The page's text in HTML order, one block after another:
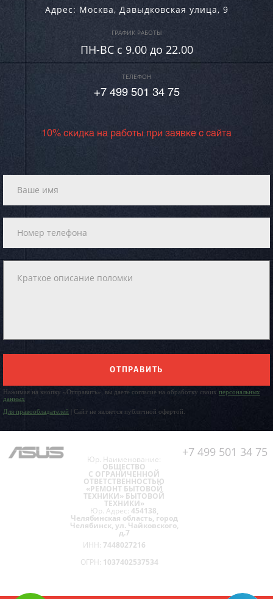
Адрес: Москва, Давыдковская улица, 9
ГРАФИК РАБОТЫ
ПН-ВC c 9.00 до 22.00
ТЕЛЕФОН
+7 499 501 34 75
10% скидка на работы при заявке с сайта
ОТПРАВИТЬ
Нажимая на кнопку «Отправить», вы даете согласие на обработку своих персональных
данных
Для правообладателей | Сайт не является публичной офертой.
+7 499 501 34 75
Юр. Наименование:
ОБЩЕСТВО
С ОГРАНИЧЕННОЙ
ОТВЕТСТВЕННОСТЬЮ
«РЕМОНТ БЫТОВОЙ
ТЕХНИКИ» БЫТОВОЙ
ТЕХНИКИ»
Юр. Адрес: 454138,
Челябинская область, город
Челябинск, ул. Чайковского,
д.7
ИНН: 7448027216
ОГРН: 1037402537534